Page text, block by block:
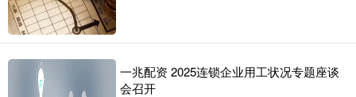
一兆配资 2025连锁企业用工状况专题座谈
会召开